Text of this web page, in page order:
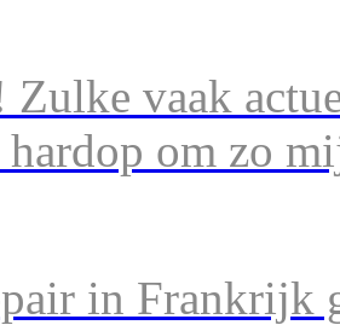
vaak
hardop om zo
in Frankrijk